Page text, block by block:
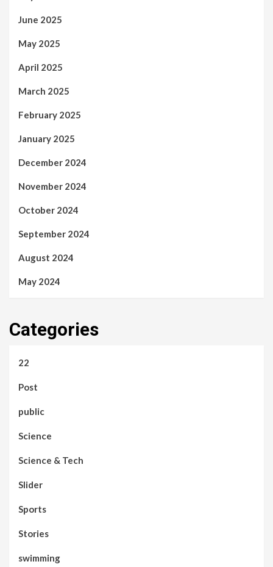
June 2025
May 2025
April 2025
March 2025
February 2025
January 2025
December 2024
November 2024
October 2024
September 2024
August 2024
May 2024
Categories
22
Post
public
Science
Science & Tech
Slider
Sports
Stories
swimming